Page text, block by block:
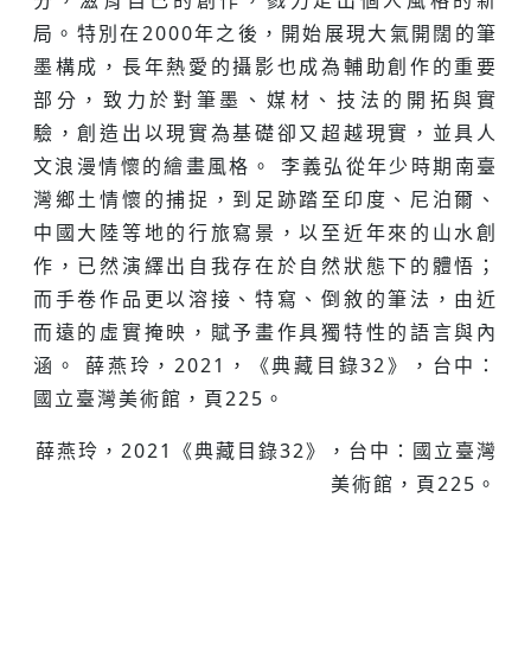
局。特別在2000年之後，開始展現大氣開闊的筆
墨構成，長年熱愛的攝影也成為輔助創作的重要
部分，致力於對筆墨、媒材、技法的開拓與實
驗，創造出以現實為基礎卻又超越現實，並具人
文浪漫情懷的繪畫風格。 李義弘從年少時期南臺
灣鄉土情懷的捕捉，到足跡踏至印度、尼泊爾、
中國大陸等地的行旅寫景，以至近年來的山水創
作，已然演繹出自我存在於自然狀態下的體悟；
而手卷作品更以溶接、特寫、倒敘的筆法，由近
而遠的虛實掩映，賦予畫作具獨特性的語言與內
涵。 薛燕玲，2021，《典藏目錄32》，台中：
國立臺灣美術館，頁225。
薛燕玲，2021《典藏目錄32》，台中：國立臺灣
美術館，頁225。